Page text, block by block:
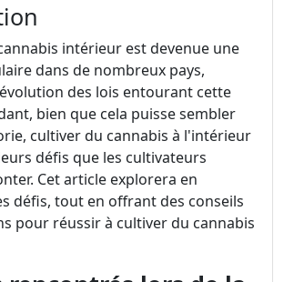
intérieur est devenue une
dans de nombreux pays,
des lois entourant cette
bien que cela puisse sembler
cultiver du cannabis à l'intérieur
défis que les cultivateurs
Cet article explorera en
défis, tout en offrant des conseils
pour réussir à cultiver du cannabis